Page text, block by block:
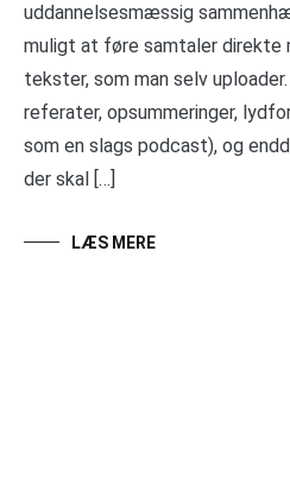
uddannelsesmæssig
muligt at føre samtaler direkte
tekster, som man selv
referater, opsummeringer,
som en slags podcast), og
der skal […]
LÆS MERE